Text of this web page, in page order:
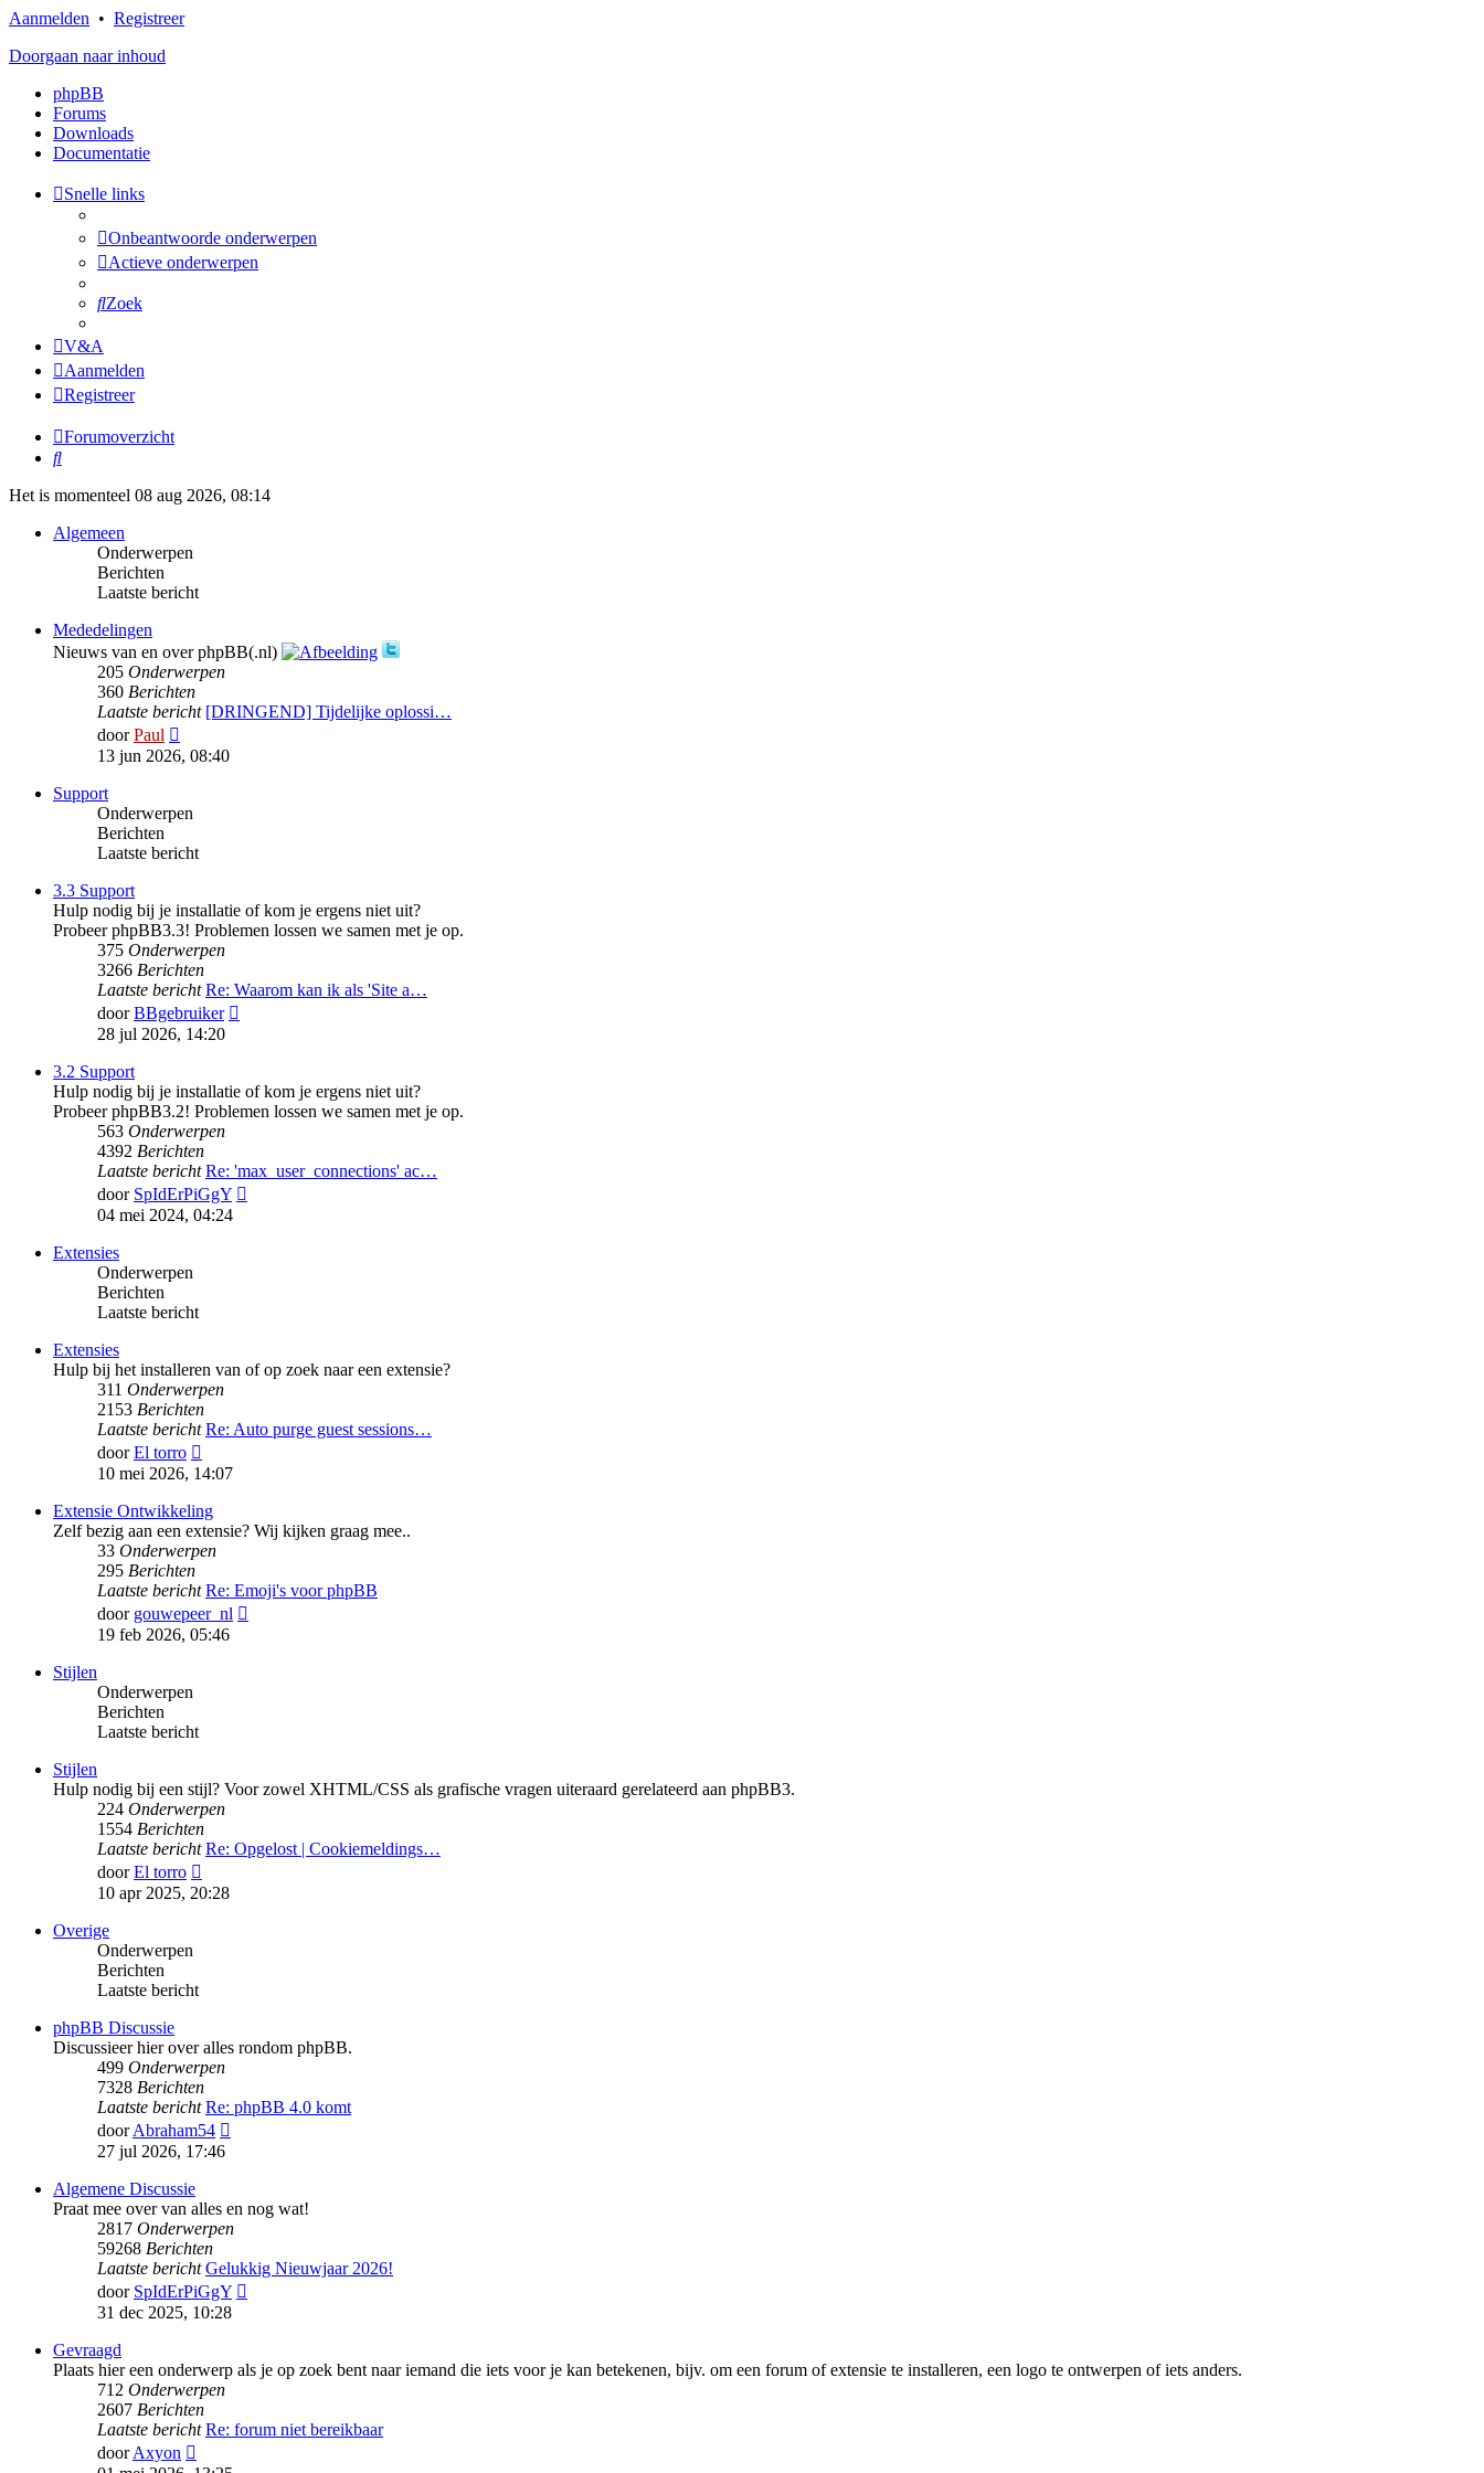
Aanmelden • Registreer
Doorgaan naar inhoud
phpBB
Forums
Downloads
Documentatie
Snelle links
Onbeantwoorde onderwerpen
Actieve onderwerpen
Zoek
V&A
Aanmelden
Registreer
Forumoverzicht
Zoek
Het is momenteel 08 aug 2026, 08:14
Algemeen
Onderwerpen
Berichten
Laatste bericht
Mededelingen
Nieuws van en over phpBB(.nl)
205 Onderwerpen
360 Berichten
Laatste bericht [DRINGEND] Tijdelijke oplossi…
doorPaul
laatste
bericht
13 jun 2026, 08:40
Support
Onderwerpen
Berichten
Laatste bericht
3.3 Support
Hulp nodig bij je installatie of kom je ergens niet uit?
Probeer phpBB3.3! Problemen lossen we samen met je op.
375 Onderwerpen
3266 Berichten
Laatste bericht Re: Waarom kan ik als 'Site a…
doorBBgebruiker
28 jul 2026, 14:20
3.2 Support
Hulp nodig bij je installatie of kom je ergens niet uit?
Probeer phpBB3.2! Problemen lossen we samen met je op.
563 Onderwerpen
4392 Berichten
Laatste bericht Re: 'max_user_connections' ac…
door SpIdErPiGgY
04 mei 2024, 04:24
Extensies
Onderwerpen
Berichten
Laatste bericht
Extensies
Hulp bij het installeren van of op zoek naar een extensie?
311 Onderwerpen
2153 Berichten
Laatste bericht Re: Auto purge guest sessions…
doorEl torro
laatste
10 mei 2026, 14:07
Extensie Ontwikkeling
Zelf bezig aan een extensie? Wij kijken graag mee..
33 Onderwerpen
295 Berichten
Laatste bericht Re: Emoji's voor phpBB
door gouwepeer_nl
19 feb 2026, 05:46
Stijlen
Onderwerpen
Berichten
Laatste bericht
Stijlen
Hulp nodig bij een stijl? Voor zowel XHTML/CSS als grafische vragen uiteraard gerelateerd aan phpBB3.
224 Onderwerpen
1554 Berichten
Laatste bericht Re: Opgelost | Cookiemeldings…
doorEl torro
laatste
10 apr 2025, 20:28
Overige
Onderwerpen
Berichten
Laatste bericht
phpBB Discussie
Discussieer hier over alles rondom phpBB.
499 Onderwerpen
7328 Berichten
Laatste bericht Re: phpBB 4.0 komt
doorAbraham54
27 jul 2026, 17:46
Algemene Discussie
Praat mee over van alles en nog wat!
2817 Onderwerpen
59268 Berichten
Laatste bericht Gelukkig Nieuwjaar 2026!
door SpIdErPiGgY
31 dec 2025, 10:28
Gevraagd
Plaats hier een onderwerp als je op zoek bent naar iemand die iets voor je kan betekenen, bijv. om een forum of extensie te installeren, een logo te ontwerpen of iets anders.
712 Onderwerpen
2607 Berichten
Laatste bericht Re: forum niet bereikbaar
doorAxyon
laatste